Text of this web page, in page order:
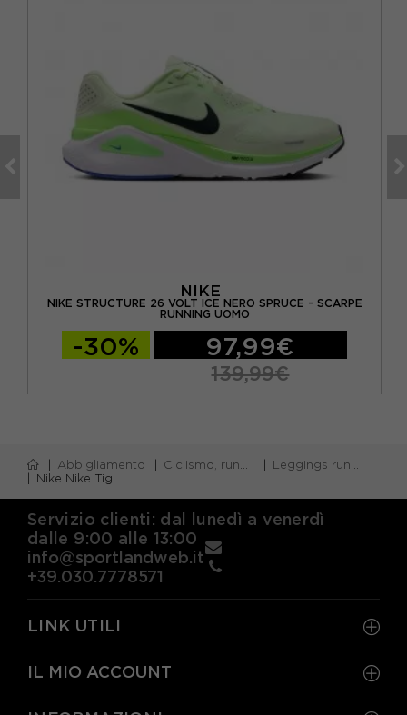
NIKE
NIKE STRUCTURE 26 VOLT ICE NERO SPRUCE - SCARPE
RUNNING UOMO
-30% 97,99€
139,99€
Abbigliamento Ciclismo, running e piscina
Leggings running invernali
Nike Nike Tight Df Reflect Nero Reflect Argento Uomo
Servizio clienti: dal lunedì a venerdì
dalle 9:00 alle 13:00
info@sportlandweb.it
+39.030.7778571
LINK UTILI
IL MIO ACCOUNT